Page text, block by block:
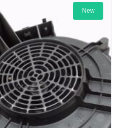
New
1-3 Werktage